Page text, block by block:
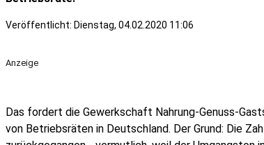
Veröffentlicht: Dienstag, 04.02.2020 11:06
Anzeige
Das fordert die Gewerkschaft Nahrung-Genuss-
von Betriebsräten in Deutschland. Der Grund: Die